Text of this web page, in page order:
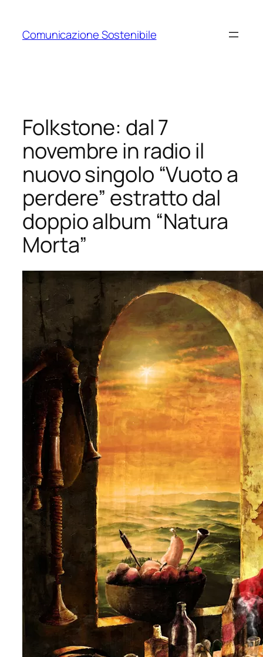
contenuto
Comunicazione Sostenibile
Folkstone: dal 7
novembre in radio il
nuovo singolo “Vuoto a
perdere” estratto dal
doppio album “Natura
Morta”